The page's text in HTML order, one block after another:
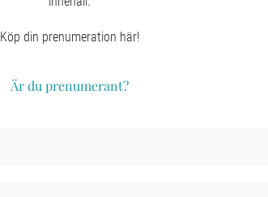
Köp din prenumeration här!
Är du prenumerant?